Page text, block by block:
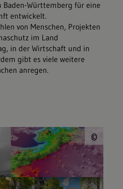
Baden-Württemberg für eine
entwickelt.
von Menschen, Projekten
im Land
in der Wirtschaft und in
gibt es viele weitere
anregen.
©